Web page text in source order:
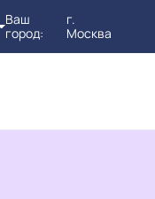
Ваш
город:
г.
Москва